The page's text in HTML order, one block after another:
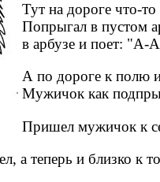
Тут на дороге что-
Попрыгал в пустом
в арбузе и поет:
А по дороге к полю
Мужичок как
Пришел мужичок к
а теперь и близко к